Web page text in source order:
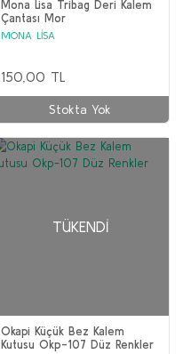
Mona Lisa Tribag Deri Kalem
Çantası Mor
MONA LİSA
150,00 TL
Stokta Yok
TÜKENDI
Okapi Küçük Bez Kalem
Kutusu Okp-107 Düz Renkler